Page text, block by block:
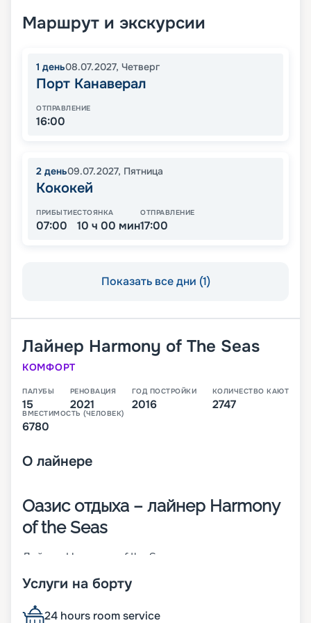
Маршрут и экскурсии
1 день08.07.2027, Четверг
Порт Канаверал
ОТПРАВЛЕНИЕ
16:00
2 день09.07.2027, Пятница
Кококей
ПРИБЫТИЕ
07:00
СТОЯНКА
10 ч 00 мин
ОТПРАВЛЕНИЕ
17:00
Показать все дни (1)
Лайнер Harmony of The Seas
КОМФОРТ
ПАЛУБЫ
15
РЕНОВАЦИЯ
2021
ГОД ПОСТРОЙКИ
2016
КОЛИЧЕСТВО КАЮТ
2747
ВМЕСТИМОСТЬ (ЧЕЛОВЕК)
6780
О лайнере
Оазис отдыха – лайнер Harmony
of the Seas
Лайнер Harmony of the Seas на момент
на воду в 2016 году. Судно относится к классу
представлен широкий выбор развлечений. Для
Услуги на борту
24 hours room service